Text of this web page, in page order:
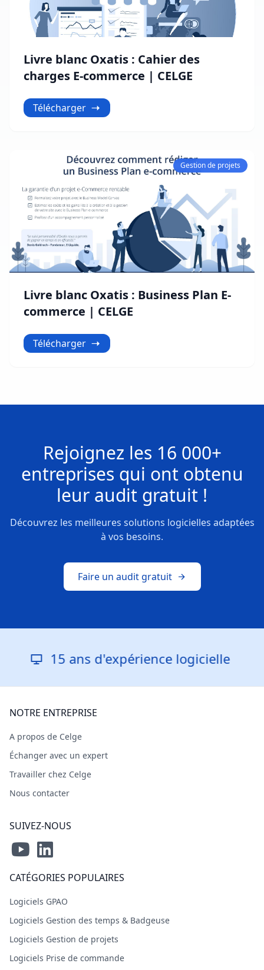
Livre blanc Oxatis : Cahier des
charges E-commerce | CELGE
Télécharger
Gestion de projets
Livre blanc Oxatis : Business Plan E-
commerce | CELGE
Télécharger
Rejoignez les 16 000+
entreprises qui ont obtenu
leur audit gratuit !
Découvrez les meilleures solutions logicielles adaptées
à vos besoins.
Faire un audit gratuit
15 ans d'expérience logicielle
NOTRE ENTREPRISE
A propos de Celge
Échanger avec un expert
Travailler chez Celge
Nous contacter
SUIVEZ-NOUS
CATÉGORIES POPULAIRES
Logiciels GPAO
Logiciels Gestion des temps & Badgeuse
Logiciels Gestion de projets
Logiciels Prise de commande